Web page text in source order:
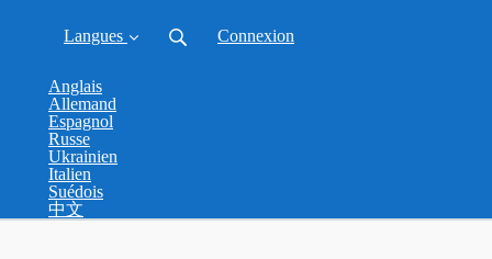
Langues
Anglais
Allemand
Espagnol
Russe
Ukrainien
Italien
Suédois
中文
Connexion